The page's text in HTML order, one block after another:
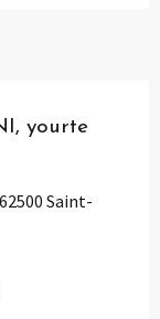
yourte
Saint-